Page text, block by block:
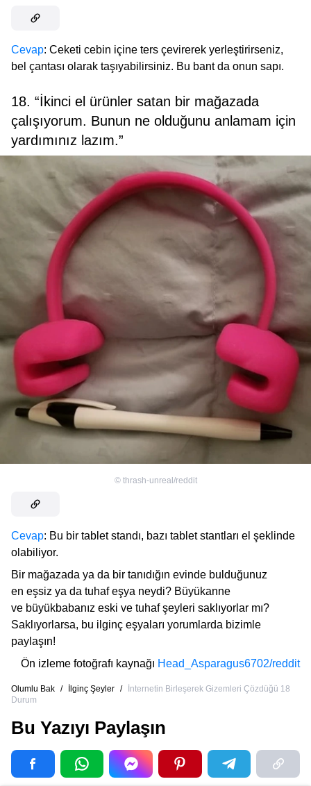
Cevap: Ceketi cebin içine ters çevirerek yerleştirirseniz,
bel çantası olarak taşıyabilirsiniz. Bu bant da onun sapı.
18. “İkinci el ürünler satan bir mağazada
çalışıyorum. Bunun ne olduğunu anlamam için
yardımınız lazım.”
© thrash-unreal/reddit
Cevap: Bu bir tablet standı, bazı tablet stantları el şeklinde
olabiliyor.
Bir mağazada ya da bir tanıdığın evinde bulduğunuz
en eşsiz ya da tuhaf eşya neydi? Büyükanne
ve büyükbabanız eski ve tuhaf şeyleri saklıyorlar mı?
Saklıyorlarsa, bu ilginç eşyaları yorumlarda bizimle
paylaşın!
Ön izleme fotoğrafı kaynağı Head_Asparagus6702/reddit
Olumlu Bak / İlginç Şeyler /
İnternetin Birleşerek Gizemleri Çözdüğü 18
Durum
Bu Yazıyı Paylaşın